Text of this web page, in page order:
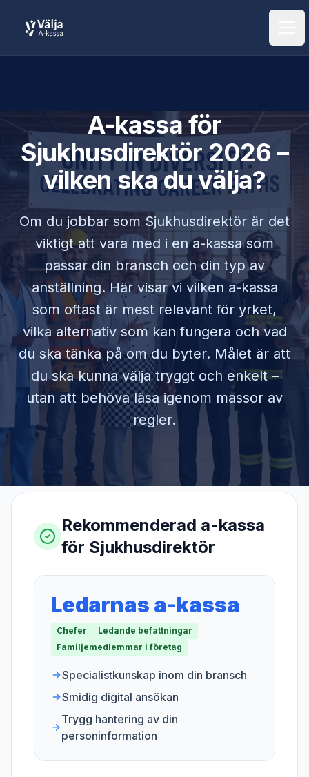
A-kassa för
Sjukhusdirektör2026 –
vilken ska du välja?
Om du jobbar som Sjukhusdirektör är det
viktigt att vara med i en a-kassa som
passar din bransch och din typ av
anställning. Här visar vi vilken a-kassa
som oftast är mest relevant för yrket,
vilka alternativ som kan fungera och vad
du ska tänka på om du byter. Målet är att
du ska kunna välja tryggt och enkelt –
utan att behöva läsa igenom massor av
regler.
Rekommenderad a-kassa
för Sjukhusdirektör
Ledarnas a-kassa
Chefer
Ledande befattningar
Familjemedlemmar i företag
Specialistkunskap inom din bransch
Smidig digital ansökan
Trygg hantering av din
personinformation